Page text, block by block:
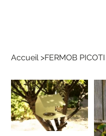
Accueil >FERMOB